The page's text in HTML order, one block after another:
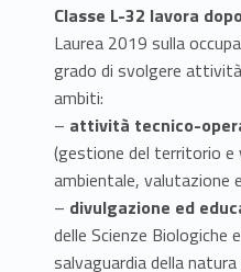
N
Classe L-32 lavora
Laurea 2019 sulla
grado di svolgere
ambiti:
– attività tecnico-
(gestione del territorio e
ambientale, valutazione
– divulgazione ed
delle Scienze Biologiche
salvaguardia della